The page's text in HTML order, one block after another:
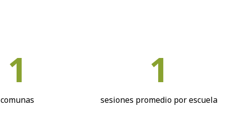
1
comunas
1
sesiones promedio por escuela